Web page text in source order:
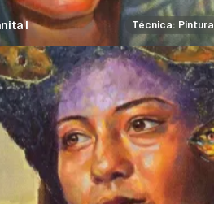
I Técnica: Pintura